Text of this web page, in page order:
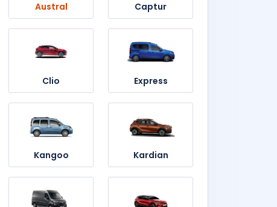
Austral Captur
Clio Express
Kangoo Kardian